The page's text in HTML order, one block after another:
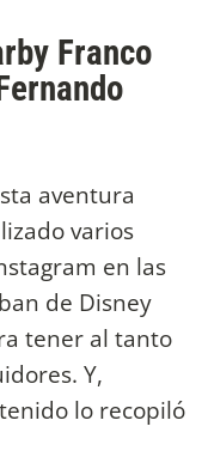
Franco
aventura
varios
en las
de Disney
tener al tanto
Y,
lo recopiló